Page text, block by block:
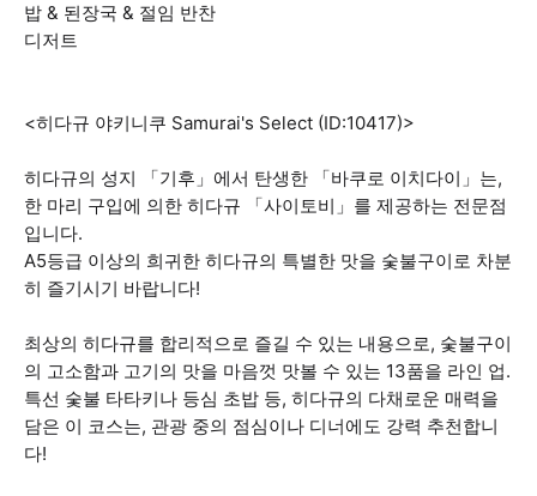
밥 & 된장국 & 절임 반찬
디저트
<히다규 야키니쿠 Samurai's Select (ID:10417)>
히다규의 성지 「기후」에서 탄생한 「바쿠로 이치다이」는,
한 마리 구입에 의한 히다규 「사이토비」를 제공하는 전문점
입니다.
A5등급 이상의 희귀한 히다규의 특별한 맛을 숯불구이로 차분
히 즐기시기 바랍니다!
최상의 히다규를 합리적으로 즐길 수 있는 내용으로, 숯불구이
의 고소함과 고기의 맛을 마음껏 맛볼 수 있는 13품을 라인 업.
특선 숯불 타타키나 등심 초밥 등, 히다규의 다채로운 매력을
담은 이 코스는, 관광 중의 점심이나 디너에도 강력 추천합니
다!